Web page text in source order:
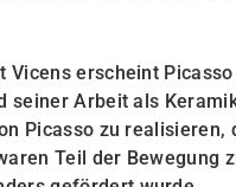
Vicens erscheint
seiner Arbeit als
Picasso zu
Teil der Bewegung